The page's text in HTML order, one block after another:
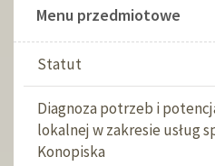
Menu przedmiotowe
Statut
Diagnoza potrzeb i
lokalnej w zakresie usług
Konopiska